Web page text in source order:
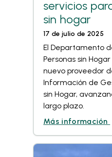
servicios
sin hogar
17 de julio de 2025
El Departamento
Personas sin
nuevo proveedor
Información de
sin Hogar,
largo plazo.
Más información